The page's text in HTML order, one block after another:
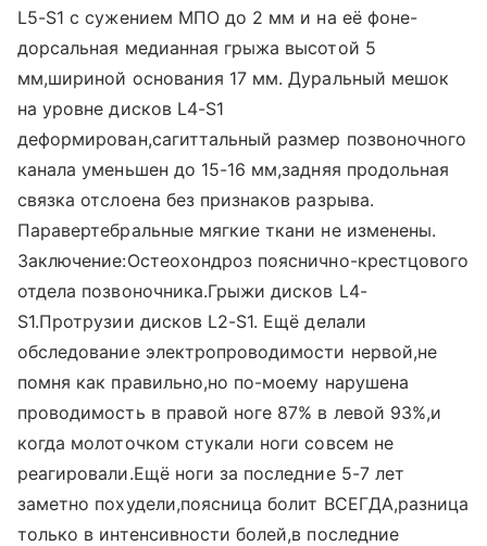
L5-S1 с сужением МПО до 2 мм и на её фоне-
дорсальная медианная грыжа высотой 5
мм,шириной основания 17 мм. Дуральный мешок
на уровне дисков L4-S1
деформирован,сагиттальный размер позвоночного
канала уменьшен до 15-16 мм,задняя продольная
связка отслоена без признаков разрыва.
Паравертебральные мягкие ткани не изменены.
Заключение:Остеохондроз пояснично-крестцового
отдела позвоночника.Грыжи дисков L4-
S1.Протрузии дисков L2-S1. Ещё делали
обследование электропроводимости нервой,не
помня как правильно,но по-моему нарушена
проводимость в правой ноге 87% в левой 93%,и
когда молоточком стукали ноги совсем не
реагировали.Ещё ноги за последние 5-7 лет
заметно похудели,поясница болит ВСЕГДА,разница
только в интенсивности болей,в последние